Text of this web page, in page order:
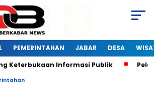
PEMERINTAHAN JABAR DESA
Informasi Publik
Pelatihan